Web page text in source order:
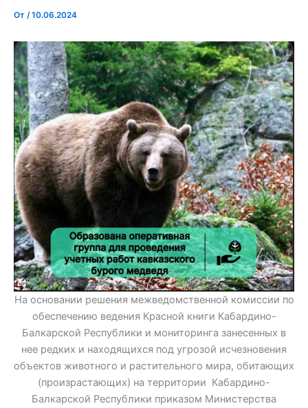
От /10.06.2024
На основании решения межведомственной комиссии по
обеспечению ведения Красной книги Кабардино-
Балкарской Республики и мониторинга занесенных в
нее редких и находящихся под угрозой исчезновения
объектов животного и растительного мира, обитающих
(произрастающих) на территории Кабардино-
Балкарской Республики приказом Министерства